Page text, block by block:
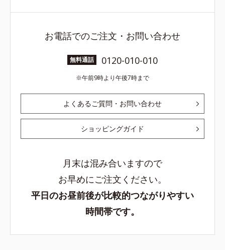
お電話でのご注文・お問い合わせ
無料通話 0120-010-010
午前9時より午後7時まで
よくあるご質問・お問い合わせ
ショッピングガイド
月末は混み合いますので
お早めにご注文ください。
平日のお昼前後が比較的つながりやすい
時間帯です。